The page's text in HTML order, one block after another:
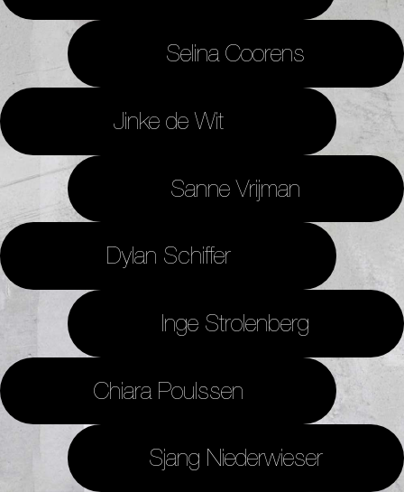
Selina Coorens
Jinke de Wit
Sanne Vrijman
Dylan Schiffer
Inge Strolenberg
Chiara Poulssen
Sjang Niederwieser